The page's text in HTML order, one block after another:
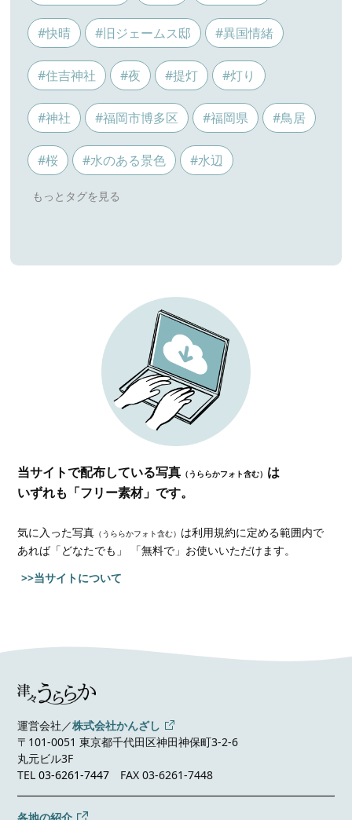
#快晴 #旧ジェームス邸 #異国情緒
#住吉神社 #夜 #提灯 #灯り
#神社 #福岡市博多区 #福岡県 #鳥居
#桜 #水のある景色 #水辺
当サイトで配布している写真 （うららかフォト含む） は
いずれも「フリー素材」です。
気に入った写真 （うららかフォト含む） は利用規約に定める範囲内で
あれば「どなたでも」 「無料で」お使いいただけます。
>>当サイトについて
運営会社／株式会社かんざし
〒101-0051 東京都千代田区神田神保町3-2-6
丸元ビル3F
TEL03-6261-7447 FAX 03-6261-7448